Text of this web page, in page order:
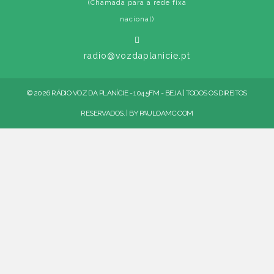
(Chamada para a rede fixa
nacional)
radio@vozdaplanicie.pt
© 2026 RÁDIO VOZ DA PLANÍCIE - 104.5FM - BEJA | TODOS OS DIREITOS
RESERVADOS. | BY PAULOAMC.COM